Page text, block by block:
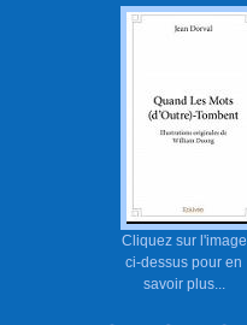
Cliquez sur l'image
ci-dessus pour en
savoir plus...